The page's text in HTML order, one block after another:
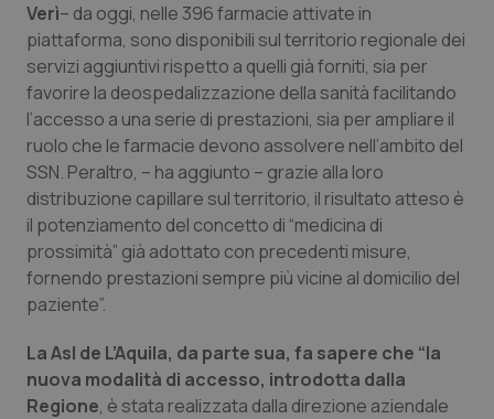
Sardegna
Sicilia
Toscana
Umbria
Valle D’Aosta
Malattia di Crohn & Rettocolite Ulcerosa
Neuroscienze & patologie neurodegenerative
Obesità
Oftalmologia
Oncodermatologia
Oncologia & Nutrizione
Verì– da oggi, nelle 396 farmacie attivate in
piattaforma, sono disponibili sul territorio regionale dei
servizi aggiuntivi rispetto a quelli già forniti, sia per
favorire la deospedalizzazione della sanità facilitando
l’accesso a una serie di prestazioni, sia per ampliare il
ruolo che le farmacie devono assolvere nell’ambito del
SSN. Peraltro, – ha aggiunto – grazie alla loro
distribuzione capillare sul territorio, il risultato atteso è
il potenziamento del concetto di “medicina di
prossimità” già adottato con precedenti misure,
fornendo prestazioni sempre più vicine al domicilio del
paziente”.
La Asl de L’Aquila, da parte sua, fa sapere che “la
nuova modalità di accesso, introdotta dalla
Regione, è stata realizzata dalla direzione aziendale